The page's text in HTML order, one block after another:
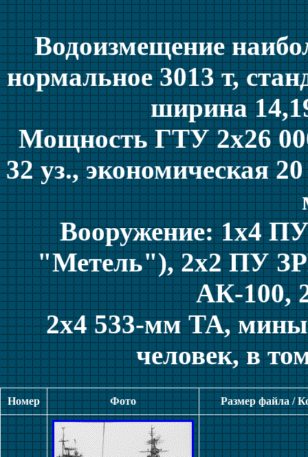
Водоизмещение
нормальное 3013 т,
ширина
Мощность ГТУ 2x26
32 уз., экономическая
Вооружение: 1x4
"Метель"), 2x2 ПУ
АК-100,
2x4 533-мм ТА, мины
человек, в
Номер Фото Размер файла /